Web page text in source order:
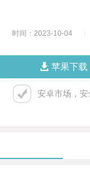
时间：2023-10-04
苹果下载
安卓市场，安